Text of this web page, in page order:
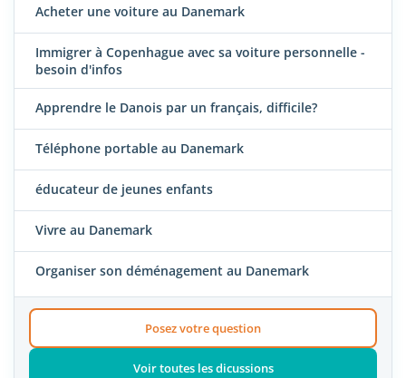
Acheter une voiture au Danemark
Immigrer à Copenhague avec sa voiture personnelle -
besoin d'infos
Apprendre le Danois par un français, difficile?
Téléphone portable au Danemark
éducateur de jeunes enfants
Vivre au Danemark
Organiser son déménagement au Danemark
Posez votre question
Voir toutes les dicussions